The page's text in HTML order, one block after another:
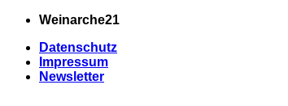
Zum
springen
Weinarche21
Datenschutz
Impressum
Newsletter